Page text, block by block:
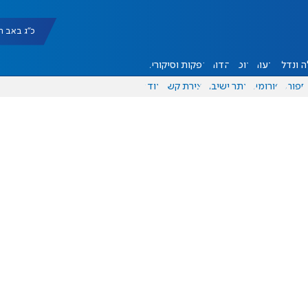
כ"ג באב תשפ"ו
ונדל"ן דעות אוכל יהדות הפקות וסיקורים
ספורט פורומים אתר ישיבה יצירת קשר עוד